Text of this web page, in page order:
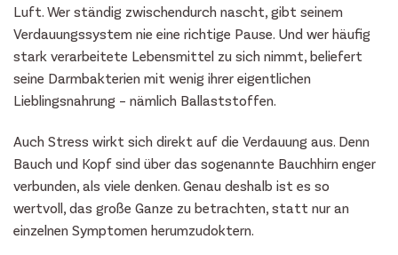
Luft. Wer ständig zwischendurch nascht, gibt seinem
Verdauungssystem nie eine richtige Pause. Und wer häufig
stark verarbeitete Lebensmittel zu sich nimmt, beliefert
seine Darmbakterien mit wenig ihrer eigentlichen
Lieblingsnahrung – nämlich Ballaststoffen.
Auch Stress wirkt sich direkt auf die Verdauung aus. Denn
Bauch und Kopf sind über das sogenannte Bauchhirn enger
verbunden, als viele denken. Genau deshalb ist es so
wertvoll, das große Ganze zu betrachten, statt nur an
einzelnen Symptomen herumzudoktern.